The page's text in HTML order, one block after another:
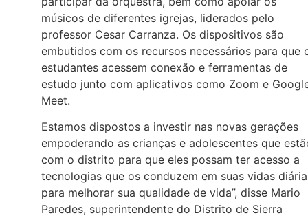
músicos de diferentes igrejas, liderados pelo
professor Cesar Carranza. Os dispositivos são
embutidos com os recursos necessários para que
estudantes acessem conexão e ferramentas de
estudo junto com aplicativos como Zoom e
Meet.
Estamos dispostos a investir nas novas gerações
empoderando as crianças e adolescentes que
com o distrito para que eles possam ter acesso a
tecnologias que os conduzem em suas vidas
para melhorar sua qualidade de vida”, disse Mario
Paredes, superintendente do Distrito de Sierra